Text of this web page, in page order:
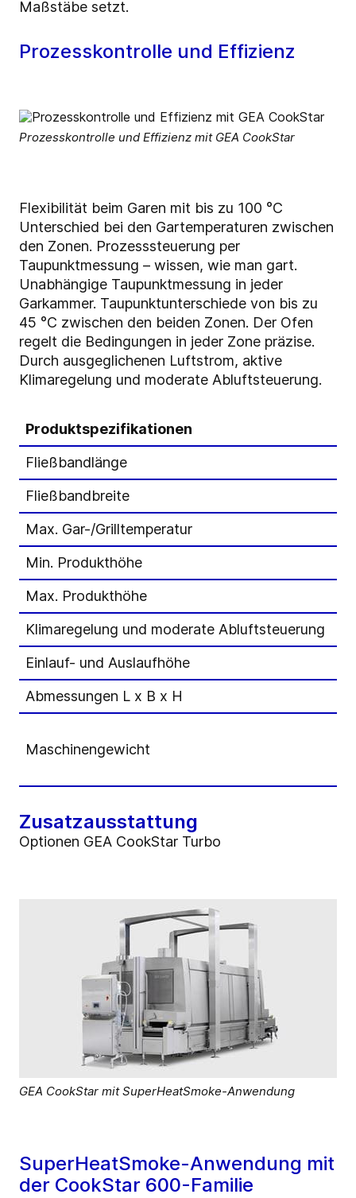
Maßstäbe setzt.
Prozesskontrolle und Effizienz
Prozesskontrolle und Effizienz mit GEA CookStar
Flexibilität beim Garen mit bis zu 100 °C
Unterschied bei den Gartemperaturen zwischen
den Zonen. Prozesssteuerung per
Taupunktmessung – wissen, wie man gart.
Unabhängige Taupunktmessung in jeder
Garkammer. Taupunktunterschiede von bis zu
45 °C zwischen den beiden Zonen. Der Ofen
regelt die Bedingungen in jeder Zone präzise.
Durch ausgeglichenen Luftstrom, aktive
Klimaregelung und moderate Abluftsteuerung.
Produktspezifikationen
Fließbandlänge
Fließbandbreite
Max. Gar-/Grilltemperatur
Min. Produkthöhe
Max. Produkthöhe
Klimaregelung und moderate Abluftsteuerung
Einlauf- und Auslaufhöhe
Abmessungen L x B x H
Maschinengewicht
Zusatzausstattung
Optionen GEA CookStar Turbo
GEA CookStar mit SuperHeatSmoke-Anwendung
SuperHeatSmoke-Anwendung mit
der CookStar 600-Familie